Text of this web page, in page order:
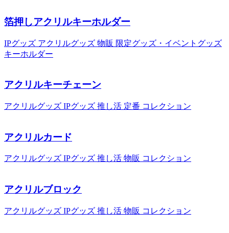
箔押しアクリルキーホルダー
IPグッズ アクリルグッズ 物販 限定グッズ・イベントグッズ
キーホルダー
アクリルキーチェーン
アクリルグッズ IPグッズ 推し活 定番 コレクション
アクリルカード
アクリルグッズ IPグッズ 推し活 物販 コレクション
アクリルブロック
アクリルグッズ IPグッズ 推し活 物販 コレクション